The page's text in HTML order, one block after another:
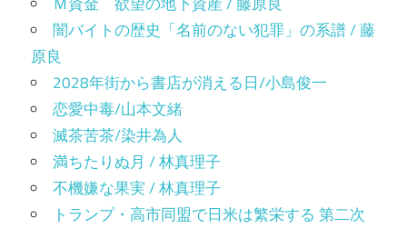
闇バイトの歴史「名前のない犯罪」の系譜 / 藤
原良
2028年街から書店が消える日/小島俊一
恋愛中毒/山本文緒
滅茶苦茶/染井為人
満ちたりぬ月 / 林真理子
不機嫌な果実 / 林真理子
トランプ・高市同盟で日米は繁栄する 第二次